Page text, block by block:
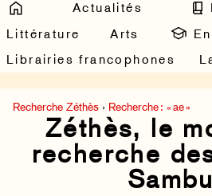
Actualités
Littérature
Arts
Librairies francophones
Recherche Zéthès › Recherche : « ae »
Zéthès, le
recherche